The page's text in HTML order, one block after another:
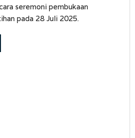
seremoni pembukaan
pada 28 Juli 2025.